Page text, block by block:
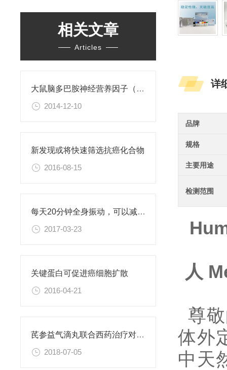
相关文章
Articles
大鼠脑多巴胺神经营养因子（CDNF）ELISA试剂盒
2014-12-10
新发现或将快速筛选抗癌化合物
2016-08-15
每天20分钟全身振动，可以减肥、对抗糖尿病
2017-03-23
关键蛋白可促进癌细胞扩散
2016-04-21
芪参益气滴丸联合西药治疗对稳定型心绞痛患者血清抵抗素水平的影响
2018-07-05
详
品牌
规格
主要用途
检测范围
人
尊
体外
中天